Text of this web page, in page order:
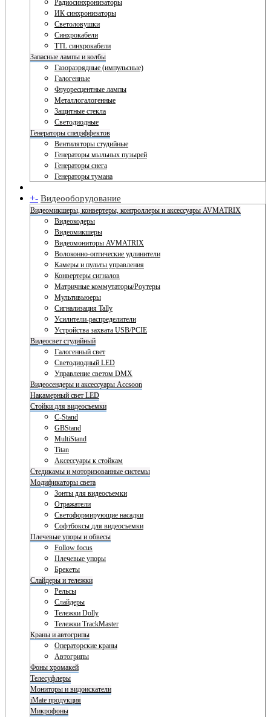
Радиосинхронизаторы
ИК синхронизаторы
Светоловушки
Синхрокабели
TTL синхрокабели
Запасные лампы и колбы
Газоразрядные (импульсные)
Галогенные
Флуоресцентные лампы
Металлогалогенные
Защитные стекла
Светодиодные
Генераторы спецэффектов
Вентиляторы студийные
Генераторы мыльных пузырей
Генераторы снега
Генераторы тумана
+- Видеооборудование
Видеомикшеры, конвертеры, контроллеры и аксессуары AVMATRIX
Видеокодеры
Видеомикшеры
Видеомониторы AVMATRIX
Волоконно-оптические удлинители
Камеры и пульты управления
Конвертеры сигналов
Матричные коммутаторы/Роутеры
Мультивьюеры
Сигнализация Tally
Усилители-распределители
Устройства захвата USB/PCIE
Видеосвет студийный
Галогенный свет
Светодиодный LED
Управление светом DMX
Видеосендеры и аксессуары Accsoon
Накамерный свет LED
Стойки для видеосъемки
C-Stand
GBStand
MultiStand
Titan
Аксессуары к стойкам
Стедикамы и моторизованные системы
Модификаторы света
Зонты для видеосъемки
Отражатели
Светоформирующие насадки
Софтбоксы для видеосъемки
Плечевые упоры и обвесы
Follow focus
Плечевые упоры
Брекеты
Слайдеры и тележки
Рельсы
Слайдеры
Тележки Dolly
Тележки TrackMaster
Краны и автогрипы
Операторские краны
Автогрипы
Фоны хромакей
Телесуфлеры
Мониторы и видоискатели
iMate продукция
Микрофоны